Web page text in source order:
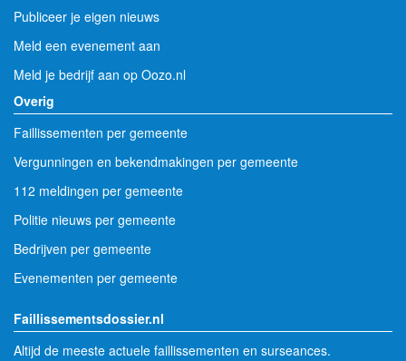
Publiceer je eigen nieuws
Meld een evenement aan
Meld je bedrijf aan op Oozo.nl
Overig
Faillissementen per gemeente
Vergunningen en bekendmakingen per gemeente
112 meldingen per gemeente
Politie nieuws per gemeente
Bedrijven per gemeente
Evenementen per gemeente
Faillissementsdossier.nl
Altijd de meeste actuele faillissementen en surseances.